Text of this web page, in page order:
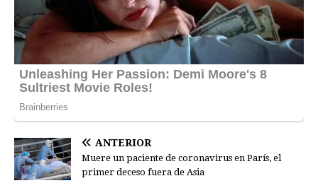
ANTERIOR
Muere un paciente de coronavirus en París, el
primer deceso fuera de Asia